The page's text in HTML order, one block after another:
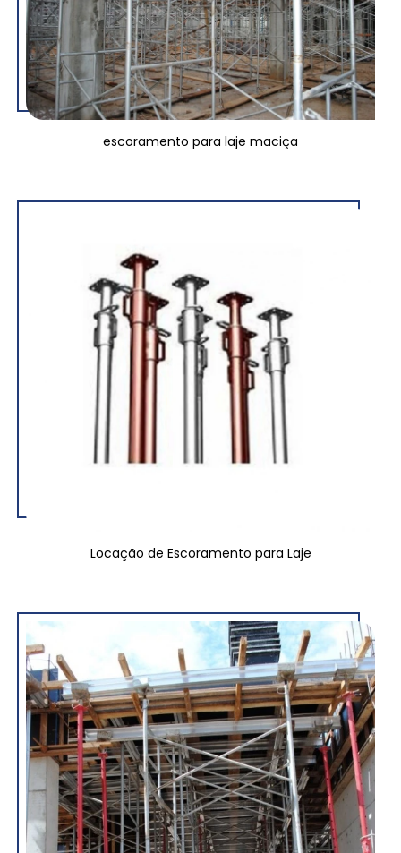
escoramento para laje maciça
Locação de Escoramento para Laje